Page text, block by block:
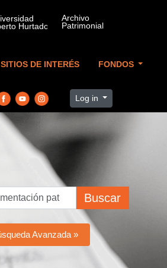
SITIOS DE INTERÉS FONDOS
Log in
Buscar
Avanzada »